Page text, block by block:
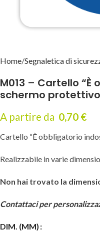
Home Segnaletica di
M013 – Cartello
schermo
A partire da 0,70 €
Cartello “È obbligatorio
Realizzabile in varie
Non hai trovato la
Contattaci per
DIM. (MM)